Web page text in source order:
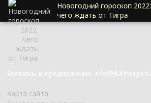
Новогодний гороскоп 2022:
чего ждать от Тигра
Вопросы и предложения: info@duhmaga.ru
Карта сайта